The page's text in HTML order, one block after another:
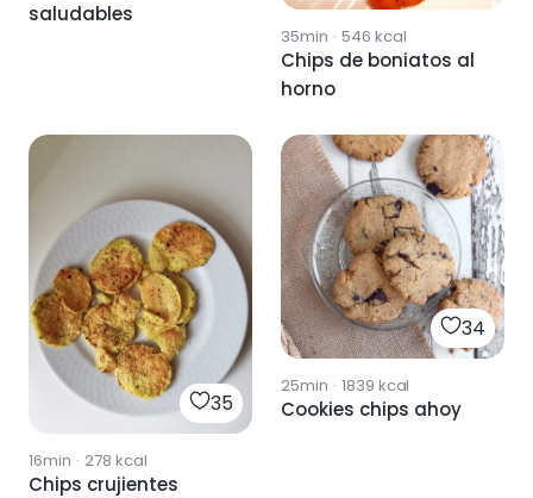
saludables
35min · 546 kcal
Chips de boniatos al
horno
35
16min · 278 kcal
Chips crujientes
34
25min · 1839 kcal
Cookies chips ahoy